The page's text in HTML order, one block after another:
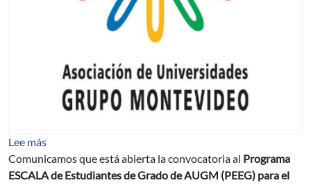
Lee más
Comunicamos que está abierta la convocatoria al Programa
ESCALA de Estudiantes de Grado de AUGM (PEEG) para el